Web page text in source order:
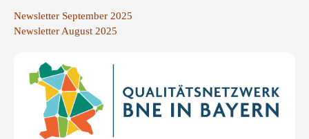
Newsletter September 2025
Newsletter August 2025